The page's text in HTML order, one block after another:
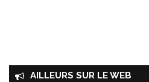
AILLEURS SUR LE WEB